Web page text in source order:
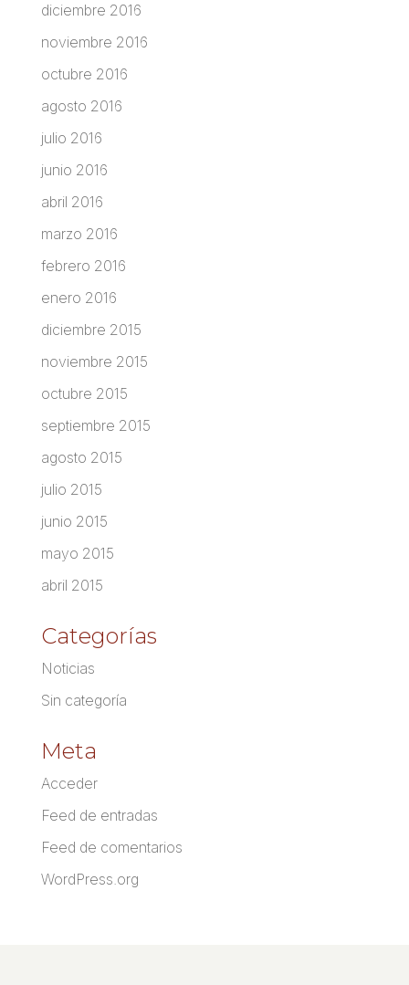
diciembre 2016
noviembre 2016
octubre 2016
agosto 2016
julio 2016
junio 2016
abril 2016
marzo 2016
febrero 2016
enero 2016
diciembre 2015
noviembre 2015
octubre 2015
septiembre 2015
agosto 2015
julio 2015
junio 2015
mayo 2015
abril 2015
Categorías
Noticias
Sin categoría
Meta
Acceder
Feed de entradas
Feed de comentarios
WordPress.org